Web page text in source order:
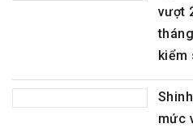
vượt
kiểm
mức